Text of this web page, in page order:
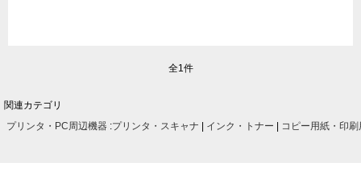
全1件
関連カテゴリ
プリンタ・PC周辺機器 :プリンタ・スキャナ | インク・トナー | コピー用紙・印刷